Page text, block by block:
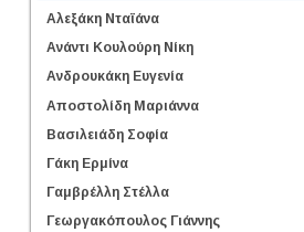
Αλεξάκη Νταϊάνα
Ανάντι Κουλούρη Νίκη
Ανδρουκάκη Ευγενία
Αποστολίδη Μαριάννα
Βασιλειάδη Σοφία
Γάκη Ερμίνα
Γαμβρέλλη Στέλλα
Γεωργακόπουλος Γιάννης